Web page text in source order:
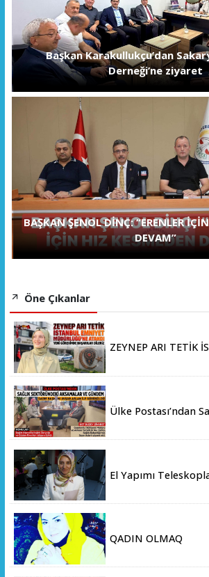
Başkan Karakullukçu’dan
Derneği’ne ziyaret
BAŞKAN ŞENOL DİNÇ: “ERENLER
DEVAM”
Öne Çıkanlar
ZEYNEP ARI TETİK
Ülke Postası’ndan
El Yapımı
QADIN OLMAQ